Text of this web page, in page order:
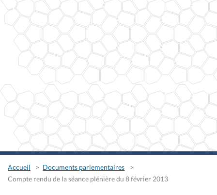
Accueil
Documents parlementaires
Compte rendu de la séance plénière du 8 février 2013